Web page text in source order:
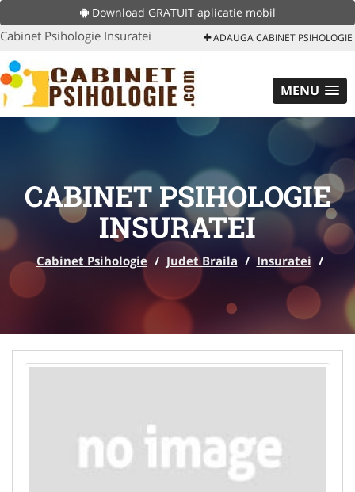
Download GRATUIT aplicatie mobil
Cabinet Psihologie Insuratei ADAUGA CABINET PSIHOLOGIE
MENU
CABINET PSIHOLOGIE
INSURATEI
Cabinet Psihologie / Judet Braila / Insuratei /